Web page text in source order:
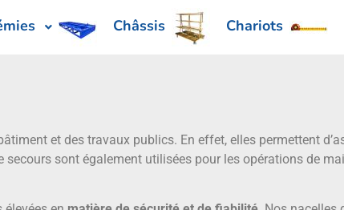
Châssis Chariots
et des travaux publics. En effet, elles permettent
secours sont également utilisées pour les opérations de